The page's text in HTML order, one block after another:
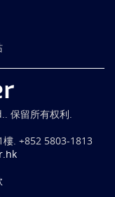
保留所有权利.
. +852 5803-1813